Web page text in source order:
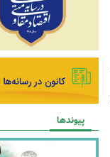
پیوندها